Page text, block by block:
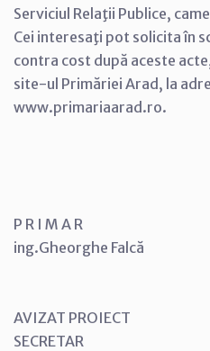
Serviciul Relaţii Publice,
Cei interesaţi pot solicita în
contra cost după aceste
site-ul Primăriei Arad, la
www.primariaarad.ro.
P R I M A R
ing.Gheorghe Falcă
AVIZAT PROIECT
SECRETAR